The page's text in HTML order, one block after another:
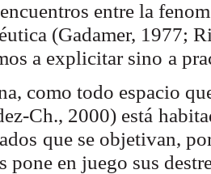
encuentros entre la
(Gadamer, 1977;
a explicitar sino a
como todo espacio
Ch., 2000) está
que se objetivan,
pone en juego sus